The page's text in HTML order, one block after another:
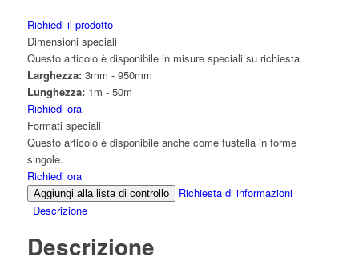
Richiedi il prodotto
Dimensioni speciali
Questo articolo è disponibile in misure speciali su richiesta.
Larghezza:3mm - 950mm
Lunghezza:1m - 50m
Richiedi ora
Formati speciali
Questo articolo è disponibile anche come fustella in forme
singole.
Richiedi ora
Aggiungi alla lista di controllo
Richiesta di informazioni
Descrizione
Descrizione